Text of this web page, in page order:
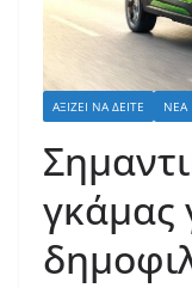
ΑΞΊΖΕΙ ΝΑ ΔΕΊΤΕ ΝΈΑ
γκάμας